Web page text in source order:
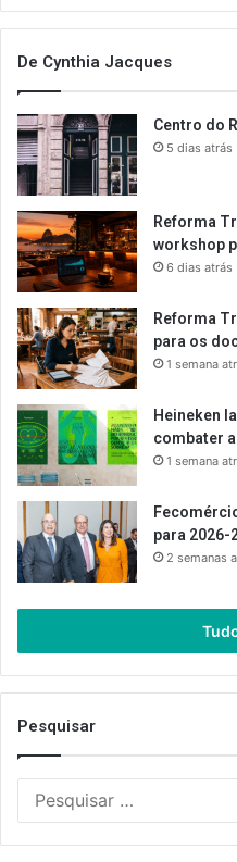
De Cynthia Jacques
Centro do
5 dias atrás
Reforma
workshop
6 dias atrás
Reforma
para os
1 semana
Heineken
combater
1 semana
para 2026-
2 semanas
Pesquisar